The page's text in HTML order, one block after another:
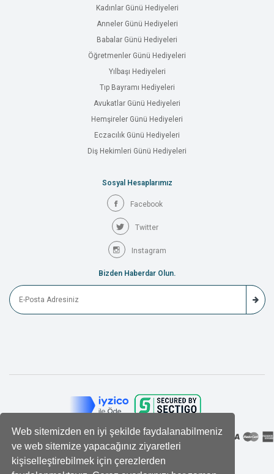
Web sitemizden en iyi şekilde faydalanabilmeniz
ve web sitemize yapacağınız ziyaretleri
kişiselleştirebilmek için çerezlerden
Kadınlar Günü Hediyeleri
Anneler Günü Hediyeleri
Babalar Günü Hediyeleri
Öğretmenler Günü Hediyeleri
Yılbaşı Hediyeleri
Tıp Bayramı Hediyeleri
Avukatlar Günü Hediyeleri
Hemşireler Günü Hediyeleri
Eczacılık Günü Hediyeleri
Diş Hekimleri Günü Hediyeleri
Sosyal Hesaplarımız
Facebook
Twitter
Instagram
Bizden Haberdar Olun.